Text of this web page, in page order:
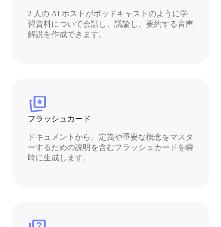
2 人の AI ホストがポッドキャストのように学
習資料について会話し、議論し、要約する音声
解説を作成できます。
cards_star
フラッシュカード
ドキュメントから、定義や重要な概念をマスタ
ーするための説明を含むフラッシュカードを瞬
時に生成します。